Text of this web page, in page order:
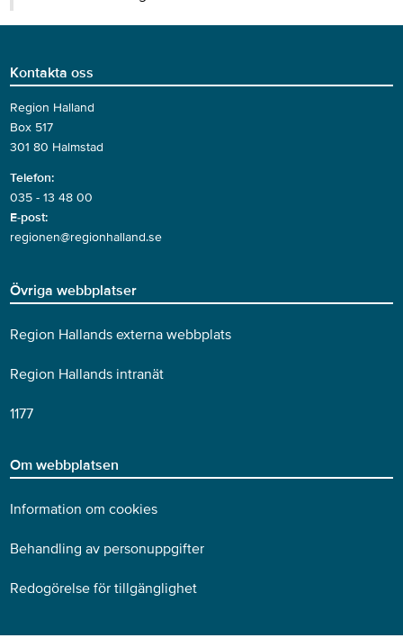
Kontakta oss
Region Halland
Box 517
301 80 Halmstad
Telefon:
035 - 13 48 00
E-post:
regionen@regionhalland.se
Övriga webbplatser
Region Hallands externa webbplats
Region Hallands intranät
1177
Om webbplatsen
Information om cookies
Behandling av personuppgifter
Redogörelse för tillgänglighet